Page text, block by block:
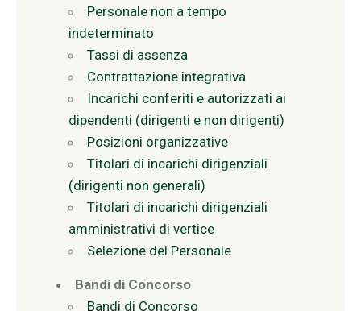
Personale non a tempo
indeterminato
Tassi di assenza
Contrattazione integrativa
Incarichi conferiti e autorizzati ai
dipendenti (dirigenti e non dirigenti)
Posizioni organizzative
Titolari di incarichi dirigenziali
(dirigenti non generali)
Titolari di incarichi dirigenziali
amministrativi di vertice
Selezione del Personale
Bandi di Concorso
Bandi di Concorso